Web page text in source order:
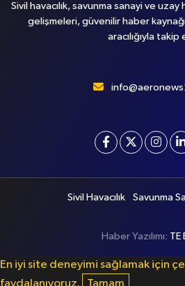
Sivil havacılık, savunma sanayi ve
gelişmeleri, güvenilir haber
aracılığıyla takip
Sivil Havacılık Savunma
Haber Yazılımı: TE
En iyi site deneyimi sağlamak için
faydalanıyoruz.
Tamam